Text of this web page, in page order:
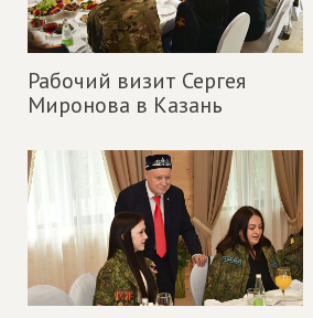
Рабочий визит Сергея
Миронова в Казань